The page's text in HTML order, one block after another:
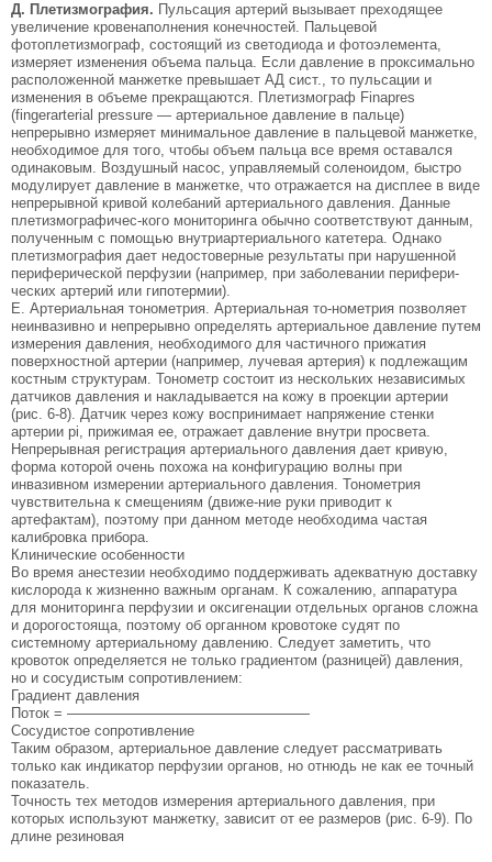
Д. Плетизмография. Пульсация артерий вызывает преходящее
увеличение кровенаполнения конечностей. Пальцевой
фотоплетизмограф, состоящий из светодиода и фотоэлемента,
измеряет изменения объема пальца. Если давление в проксимально
расположенной манжетке превышает АД сист., то пульсации и
изменения в объеме прекращаются. Плетизмограф Finapres
(fingerarterial pressure — артериальное давление в пальце)
непрерывно измеряет минимальное давление в пальце­вой манжетке,
необходимое для того, чтобы объем пальца все время оставался
одинаковым. Воздуш­ный насос, управляемый соленоидом, быстро
мо­дулирует давление в манжетке, что отражается на дисплее в виде
непрерывной кривой колебаний ар­териального давления. Данные
плетизмографичес-кого мониторинга обычно соответствуют данным,
полученным с помощью внутриартериального ка­тетера. Однако
плетизмография дает недостовер­ные результаты при нарушенной
периферической перфузии (например, при заболевании перифери-
ческих артерий или гипотермии).
E. Артериальная тонометрия. Артериальная то-нометрия позволяет
неинвазивно и непрерывно оп­ределять артериальное давление путем
измерения давления, необходимого для частичного прижатия
поверхностной артерии (например, лучевая артерия) к подлежащим
костным структурам. Тонометр состоит из нескольких независимых
датчиков дав­ления и накладывается на кожу в проекции артерии
(рис. 6-8). Датчик через кожу воспринимает напря­жение стенки
артерии pi, прижимая ее, отражает давление внутри просвета.
Непрерывная регистра­ция артериального давления дает кривую,
форма которой очень похожа на конфигурацию волны при
инвазивном измерении артериального давления. Тонометрия
чувствительна к смещениям (движе-ние руки приводит к
артефактам), поэтому при дан­ном методе необходима частая
калибровка прибора.
Клинические особенности
Во время анестезии необходимо поддерживать адекватную доставку
кислорода к жизненно важ­ным органам. К сожалению, аппаратура
для мони­торинга перфузии и оксигенации отдельных орга­нов сложна
и дорогостояща, поэтому об органном кровотоке судят по
системному артериальному давлению. Следует заметить, что
кровоток опреде­ляется не только градиентом (разницей) давления,
но и сосудистым сопротивлением:
Градиент давления
Поток = —————————————————
Сосудистое сопротивление
Таким образом, артериальное давление следует рассматривать
только как индикатор перфузии ор­ганов, но отнюдь не как ее точный
показатель.
Точность тех методов измерения артериального давления, при
которых используют манжетку, зави­сит от ее размеров (рис. 6-9). По
длине резиновая